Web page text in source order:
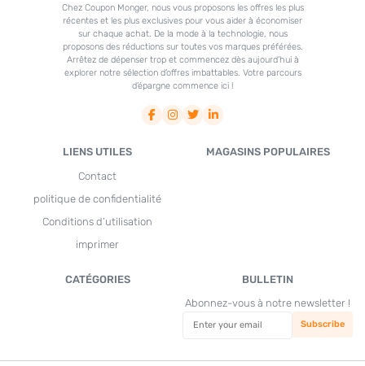
Chez Coupon Monger, nous vous proposons les offres les plus
récentes et les plus exclusives pour vous aider à économiser
sur chaque achat. De la mode à la technologie, nous
proposons des réductions sur toutes vos marques préférées.
Arrêtez de dépenser trop et commencez dès aujourd’hui à
explorer notre sélection d’offres imbattables. Votre parcours
d’épargne commence ici !
LIENS UTILES
Contact
politique de confidentialité
Conditions d’utilisation
imprimer
MAGASINS POPULAIRES
CATÉGORIES
BULLETIN
Abonnez-vous à notre newsletter !